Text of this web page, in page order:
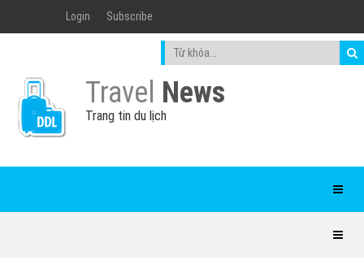
Login Subscribe
Travel News
Trang tin du lịch